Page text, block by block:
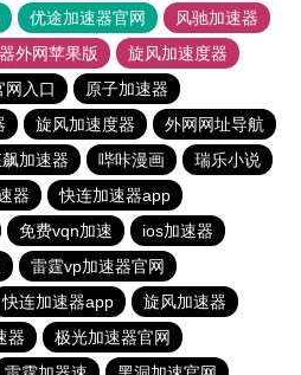
优途加速器官网
风驰加速器
外网苹果版
旋风加速度器
网入口
原子加速器
旋风加速度器
外网网址导航
加速器 哔咔漫画
瑞乐小说
器
快连加速器app
免费vqn加速
ios加速器
雷霆vp加速器官网
快连加速器app
旋风加速器
器
极光加速器官网